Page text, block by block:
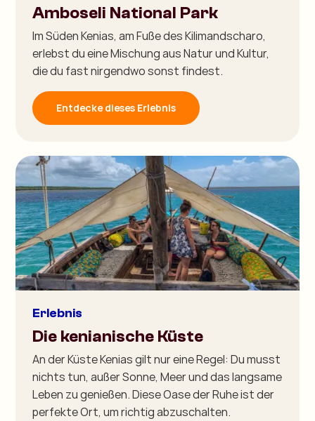
Amboseli National Park
Im Süden Kenias, am Fuße des Kilimandscharo,
erlebst du eine Mischung aus Natur und Kultur,
die du fast nirgendwo sonst findest.
Entdecke dieses Erlebnis
Erlebnis
Die kenianische Küste
An der Küste Kenias gilt nur eine Regel: Du musst
nichts tun, außer Sonne, Meer und das langsame
Leben zu genießen. Diese Oase der Ruhe ist der
perfekte Ort, um richtig abzuschalten.